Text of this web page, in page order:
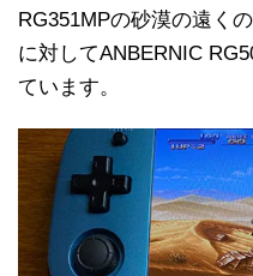
RG351MPの砂漠の遠く
に対してANBERNIC
ています。